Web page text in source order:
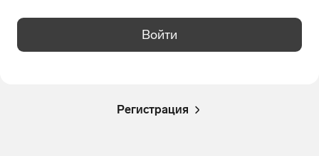
Войти
Регистрация